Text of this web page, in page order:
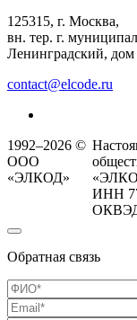
125315, г. Москва,
вн. тер. г.
Ленинградский, дом
contact@elcode.ru
1992–2026 ©
ООО
«ЭЛКОД»
ИНН
ОКВЭД
Обратная связь